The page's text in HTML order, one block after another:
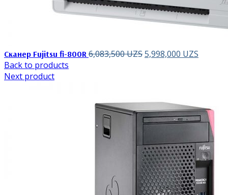
Сканер Fujitsu fi-800R 6,083,500UZS5,998,000 UZS
Back to products
Next product